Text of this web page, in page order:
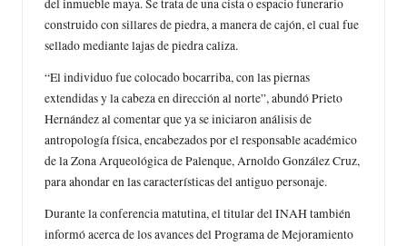
del inmueble maya. Se trata de una cista o espacio funerario
construido con sillares de piedra, a manera de cajón, el cual fue
sellado mediante lajas de piedra caliza.
“El individuo fue colocado bocarriba, con las piernas
extendidas y la cabeza en dirección al norte”, abundó Prieto
Hernández al comentar que ya se iniciaron análisis de
antropología física, encabezados por el responsable académico
de la Zona Arqueológica de Palenque, Arnoldo González Cruz,
para ahondar en las características del antiguo personaje.
Durante la conferencia matutina, el titular del INAH también
informó acerca de los avances del Programa de Mejoramiento